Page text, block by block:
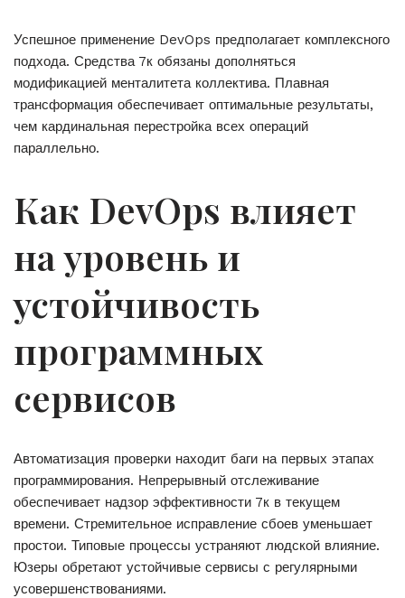
Успешное применение DevOps предполагает комплексного
подхода. Средства 7к обязаны дополняться
модификацией менталитета коллектива. Плавная
трансформация обеспечивает оптимальные результаты,
чем кардинальная перестройка всех операций
параллельно.
Как DevOps влияет
на уровень и
устойчивость
программных
сервисов
Автоматизация проверки находит баги на первых этапах
программирования. Непрерывный отслеживание
обеспечивает надзор эффективности 7к в текущем
времени. Стремительное исправление сбоев уменьшает
простои. Типовые процессы устраняют людской влияние.
Юзеры обретают устойчивые сервисы с регулярными
усовершенствованиями.